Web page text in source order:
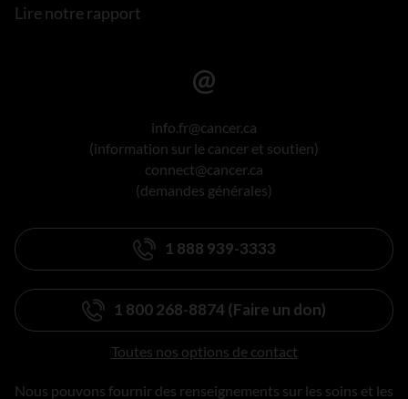
Lire notre rapport
info.fr@cancer.ca
(information sur le cancer et soutien)
connect@cancer.ca
(demandes générales)
1 888 939-3333
1 800 268-8874 (Faire un don)
Toutes nos options de contact
Nous pouvons fournir des renseignements sur les soins et les